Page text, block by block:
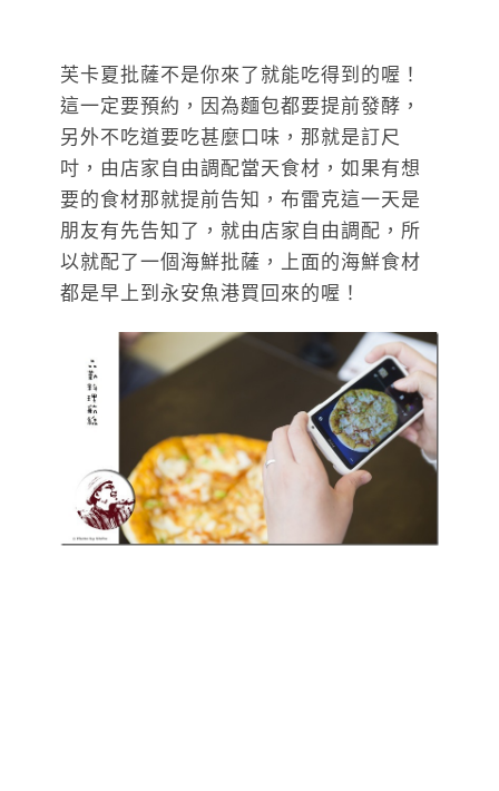
芙卡夏批薩不是你來了就能吃得到的喔！
這一定要預約，因為麵包都要提前發酵，
另外不吃道要吃甚麼口味，那就是訂尺
吋，由店家自由調配當天食材，如果有想
要的食材那就提前告知，布雷克這一天是
朋友有先告知了，就由店家自由調配，所
以就配了一個海鮮批薩，上面的海鮮食材
都是早上到永安魚港買回來的喔！